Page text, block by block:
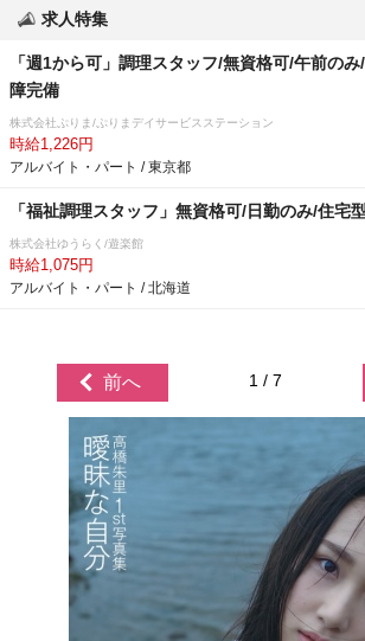
求人特集
「週1から可」調理スタッフ/無資格可/午前の
障完備
株式会社ぷりま/ぷりまデイサービスステーション
時給1,226円
アルバイト・パート / 東京都
「福祉調理スタッフ」無資格可/日勤のみ/住宅
株式会社ゆうらく/遊楽館
時給1,075円
アルバイト・パート / 北海道
前へ 1 / 7